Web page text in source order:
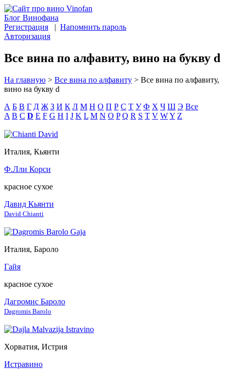
Блог Винофана
Регистрация | Напомнить пароль
Авторизация
Все вина по алфавиту, вино на букву d
На главную > Все вина по алфавиту > Все вина по алфавиту,
вино на букву d
А Б В Г Д Ж З И К Л М Н О П Р С Т У Ф Х Ч Ш Э Все
A B C D E F G H I J K L M N O P Q R S T V WY Z
Италия, Кьянти
Ф.Лли Корси
красное сухое
Давид Кьянти
David Chianti
Италия, Бароло
Гайя
красное сухое
Дагромис Бароло
Dagromis Barolo
Хорватия, Истрия
Истравино